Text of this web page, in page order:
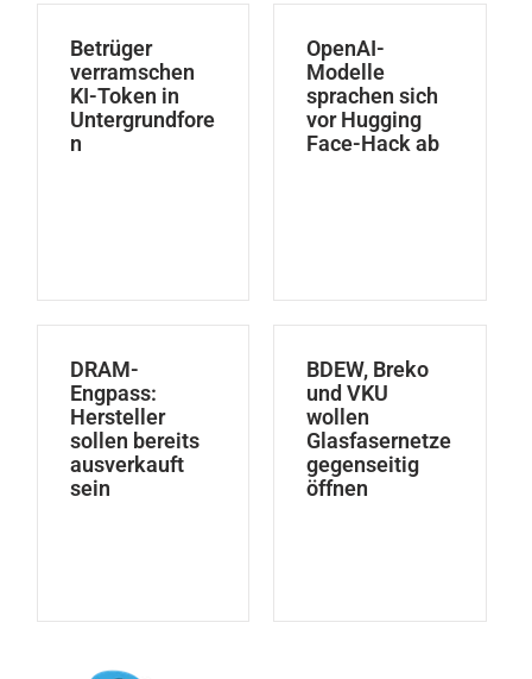
Betrüger
verramschen
KI-Token in
Untergrundfore
n
OpenAI-
Modelle
sprachen sich
vor Hugging
Face-Hack ab
DRAM-
Engpass:
Hersteller
sollen bereits
ausverkauft
sein
BDEW, Breko
und VKU
wollen
Glasfasernetze
gegenseitig
öffnen